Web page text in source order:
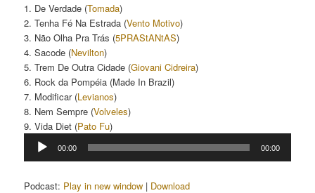
1. De Verdade (Tomada)
2. Tenha Fé Na Estrada (Vento Motivo)
3. Não Olha Pra Trás (5PRAStANtAS)
4. Sacode (Nevilton)
5. Trem De Outra Cidade (Giovani Cidreira)
6. Rock da Pompéia (Made In Brazil)
7. Modificar (Levianos)
8. Nem Sempre (Volveles)
9. Vida Diet (Pato Fu)
Tocador
00:00 00:00
Podcast: Play in new window | Download